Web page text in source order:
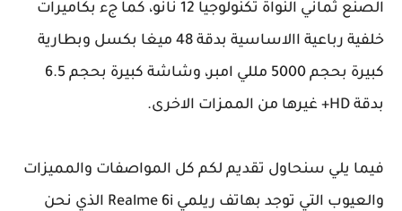
الصنع ثماني النواة تكنولوجيا 12 نانو، كما جء بكاميرات
خلفية رباعية االاساسية بدقة 48 ميغا بكسل وبطارية
كبيرة بحجم 5000 مللي امبر، وشاشة كبيرة بحجم 6.5
بدقة HD+ غيرها من الممزات الاخرى.
فيما يلي سنحاول تقديم لكم كل المواصفات والمميزات
والعيوب التي توجد بهاتف ريلمي Realme 6i الذي نحن